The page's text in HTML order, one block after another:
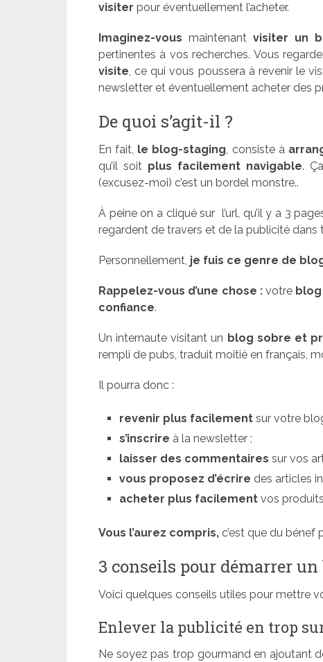
visiter pour éventuellement l’acheter.
Imaginez-vous maintenantvisiter un
pertinentes à vos recherches. Vous
visite, ce qui vous poussera à revenir le
newsletter et éventuellement acheter des
De quoi s’agit-il ?
En fait, le blog-staging, consiste à
qu’il soit plus facilement navigable.
(excusez-moi) c’est un bordel monstre..
À peine on a cliqué sur l’url, qu’il y a 3
regardent de travers et de la publicité dans
Personnellement, je fuis ce genre de
Rappelez-vous d’une chose :votre blog
confiance.
Un internaute visitant un blog sobre et
rempli de pubs, traduit moitié en français,
Il pourra donc :
revenir plus facilement sur votre
s’inscrire à la newsletter ;
laisser des commentaires sur vos
vous proposez d’écrire des articles
acheter plus facilement vos
Vous l’aurez compris, c’est que du bénef
3 conseils pour démarrer
Voici quelques conseils utiles pour mettre
Enlever la publicité en trop
Ne soyez pas trop gourmand en ajoutant